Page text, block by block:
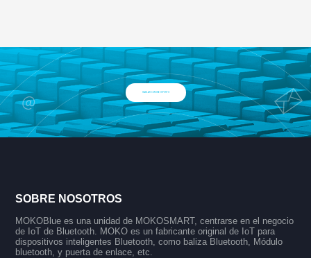
HABLAR CON UN EXPERTO
SOBRE NOSOTROS
MOKOBlue es una unidad de MOKOSMART, centrarse en el negocio
de IoT de Bluetooth. MOKO es un fabricante original de IoT para
dispositivos inteligentes Bluetooth, como baliza Bluetooth, Módulo
bluetooth, y puerta de enlace, etc.